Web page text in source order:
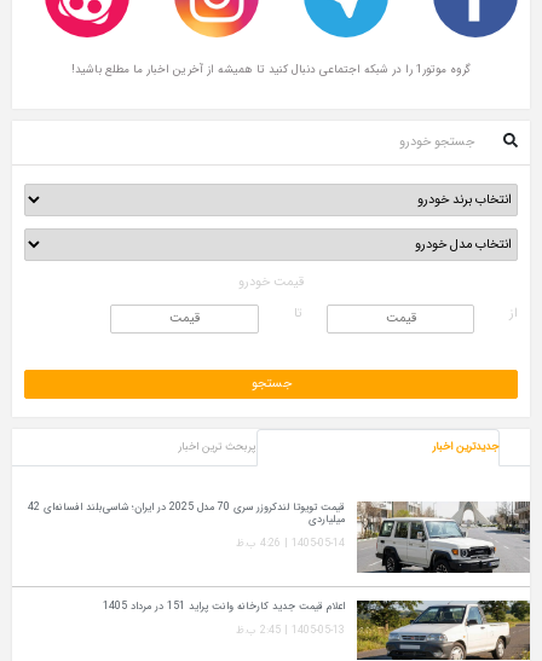
گروه موتور1 را در شبکه اجتماعی دنبال کنید تا همیشه از آخرین اخبار ما مطلع باشید!
جستجو خودرو
قیمت خودرو
از
تا
جدیدترین اخبار پربحث ترین اخبار
قیمت تویوتا لندکروزر سری 70 مدل 2025 در ایران؛ شاسی‌بلند افسانه‌ای 42
میلیاردی
1405-05-14 | 4:26 ب.ظ
اعلام قیمت جدید کارخانه وانت پراید 151 در مرداد 1405
1405-05-13 | 2:45 ب.ظ